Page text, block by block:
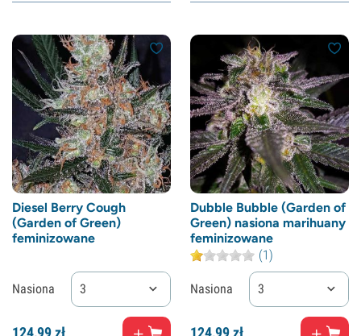
Diesel Berry Cough
(Garden of Green)
feminizowane
Nasiona 3
124,99zł
Dubble Bubble (Garden of
Green) nasiona marihuany
feminizowane
(1)
Nasiona 3
124,99zł